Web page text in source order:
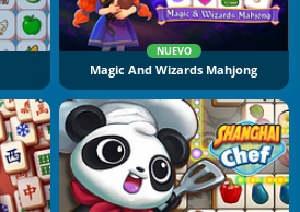
NUEVO
Magic And Wizards Mahjong